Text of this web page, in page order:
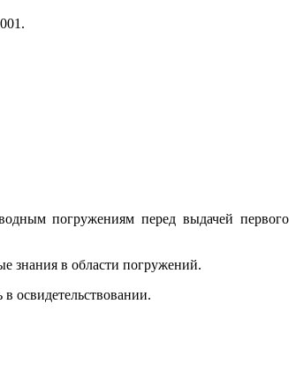
погружениям перед выдачей первого
знания в области погружений.
освидетельствовании.